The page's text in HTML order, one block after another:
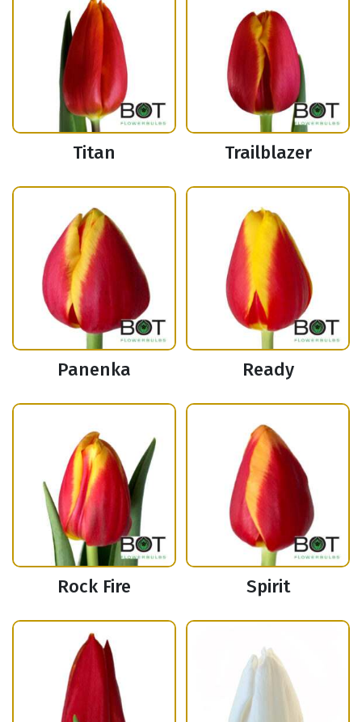
Titan Trailblazer
Panenka Ready
Rock Fire Spirit